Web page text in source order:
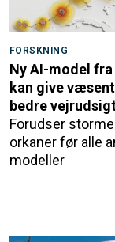
FORSKNING
Ny AI-model
kan give
bedre
Forudser
orkaner før alle
modeller